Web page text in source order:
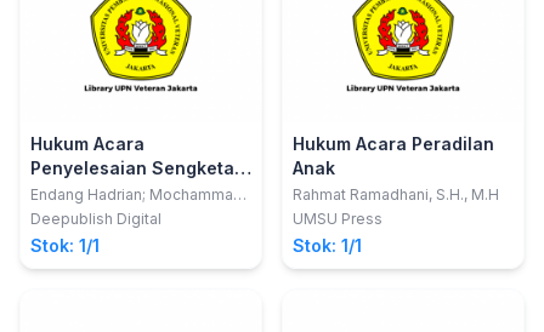
Hukum Acara
Penyelesaian Sengketa
Hubungan Industrial
(Teori dan Praktik)
Endang Hadrian; Mochammad
Syafruddin Rezky Sanaky
Deepublish Digital
Stok: 1/1
Hukum Acara Peradilan
Anak
Rahmat Ramadhani, S.H., M.H
UMSU Press
Stok: 1/1